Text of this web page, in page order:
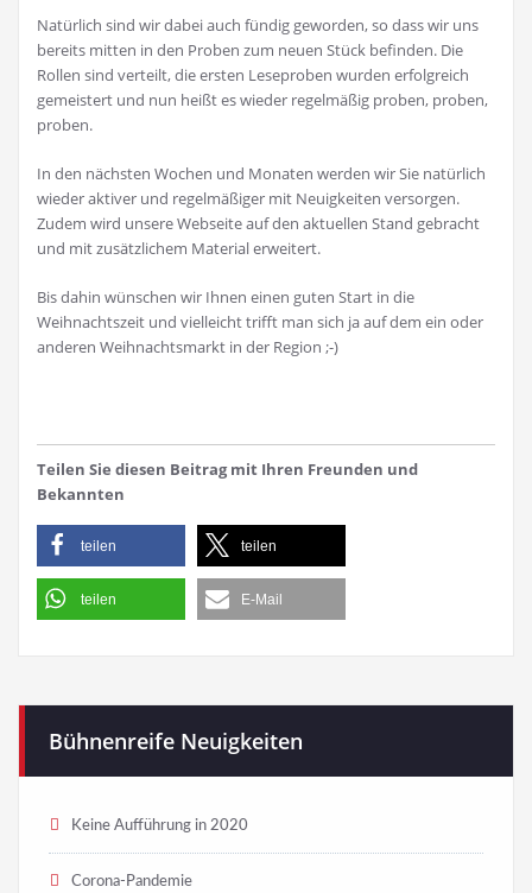
Natürlich sind wir dabei auch fündig geworden, so dass wir uns
bereits mitten in den Proben zum neuen Stück befinden. Die
Rollen sind verteilt, die ersten Leseproben wurden erfolgreich
gemeistert und nun heißt es wieder regelmäßig proben, proben,
proben.
In den nächsten Wochen und Monaten werden wir Sie natürlich
wieder aktiver und regelmäßiger mit Neuigkeiten versorgen.
Zudem wird unsere Webseite auf den aktuellen Stand gebracht
und mit zusätzlichem Material erweitert.
Bis dahin wünschen wir Ihnen einen guten Start in die
Weihnachtszeit und vielleicht trifft man sich ja auf dem ein oder
anderen Weihnachtsmarkt in der Region ;-)
Teilen Sie diesen Beitrag mit Ihren Freunden und
Bekannten
teilen teilen
teilen E-Mail
Bühnenreife Neuigkeiten
Keine Aufführung in 2020
Corona-Pandemie